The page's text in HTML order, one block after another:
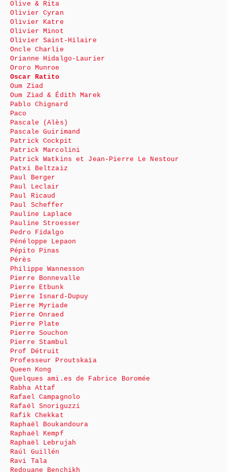
Olive & Rita
Olivier Cyran
Olivier Katre
Olivier Minot
Olivier Saint-Hilaire
Oncle Charlie
Orianne Hidalgo-Laurier
Ororo Munroe
Oscar Ratito
Oum Ziad
Oum Ziad & Édith Marek
Pablo Chignard
Paco
Pascale (Alès)
Pascale Guirimand
Patrick Cockpit
Patrick Marcolini
Patrick Watkins et Jean-Pierre Le Nestour
Patxi Beltzaiz
Paul Berger
Paul Leclair
Paul Ricaud
Paul Scheffer
Pauline Laplace
Pauline Stroesser
Pedro Fidalgo
Pénéloppe Lepaon
Pépito Pinas
Pérès
Philippe Wannesson
Pierre Bonnevalle
Pierre Etbunk
Pierre Isnard-Dupuy
Pierre Myriade
Pierre Onraed
Pierre Plate
Pierre Souchon
Pierre Stambul
Prof Détruit
Professeur Proutskaïa
Queen Kong
Quelques ami.es de Fabrice Boromée
Rabha Attaf
Rafael Campagnolo
Rafaël Snoriguzzi
Rafik Chekkat
Raphaël Boukandoura
Raphaël Kempf
Raphaël Lebrujah
Raúl Guillén
Ravi Tala
Redouane Benchikh